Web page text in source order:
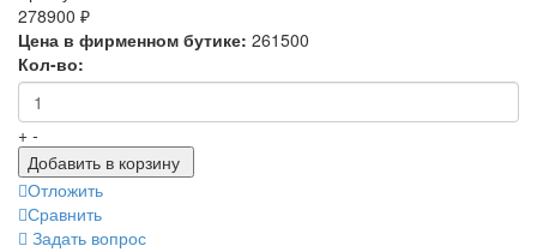
278900 ₽
Цена в фирменном бутике: 261500
Кол-во:
+ -
Добавить в корзину
Отложить
Сравнить
Задать вопрос